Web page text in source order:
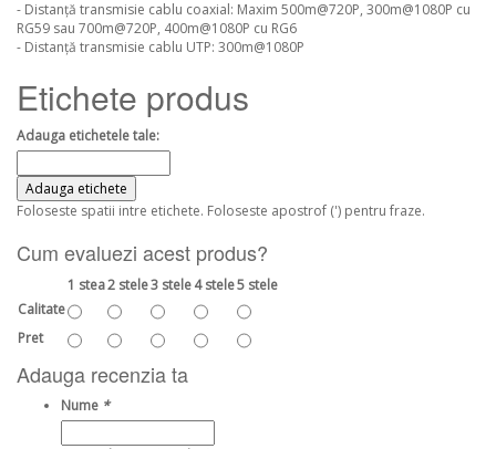
- Distanță transmisie cablu coaxial: Maxim 500m@720P, 300m@1080P cu
RG59 sau 700m@720P, 400m@1080P cu RG6
- Distanță transmisie cablu UTP: 300m@1080P
Etichete produs
Adauga etichetele tale:
Adauga etichete
Foloseste spatii intre etichete. Foloseste apostrof (') pentru fraze.
Cum evaluezi acest produs?
1 stea2 stele3 stele4 stele5 stele
Calitate
Pret
Adauga recenzia ta
Nume *